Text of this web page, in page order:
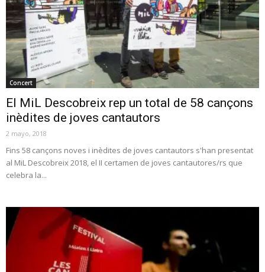
Concert
El MiL Descobreix rep un total de 58 cançons
inèdites de joves cantautors
2 mayo, 2018
Fins 58 cançons noves i inèdites de joves cantautors s'han presentat
al MiL Descobreix 2018, el II certamen de joves cantautores/rs que
celebra la...